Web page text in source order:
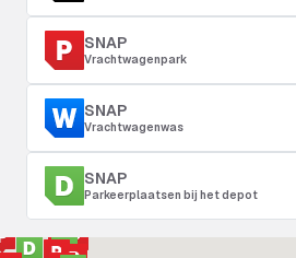
SNAP
Vrachtwagenpark
SNAP
Vrachtwagenwas
SNAP
Parkeerplaatsen bij het depot